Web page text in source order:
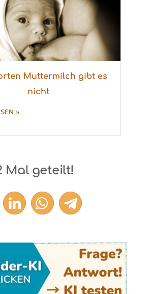
Muttermilch gibt es
nicht
»
Mal geteilt!